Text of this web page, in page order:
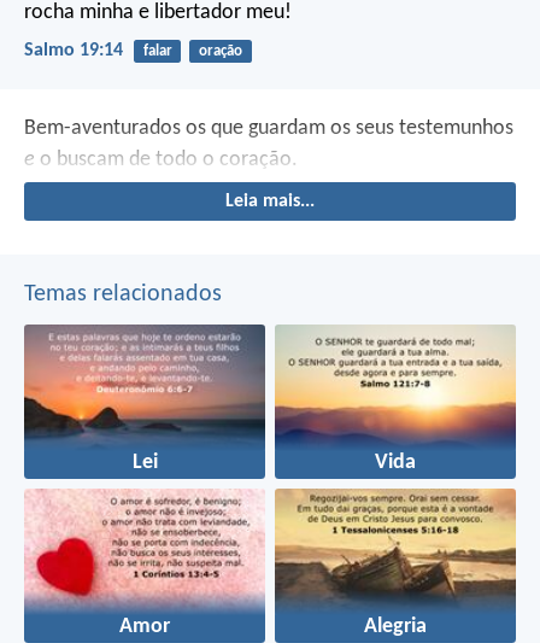
rocha minha e libertador meu!
Salmo 19:14 falar oração
Bem-aventurados os que guardam os seus testemunhos
e o buscam de todo o coração.
Leia mais...
Temas relacionados
Lei Vida
Amor Alegria